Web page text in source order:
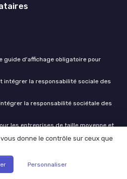
guide d'affichage obligatoire pour
intégrer la responsabilité sociale des
la responsabilité sociétale des
les entreprises de taille moyenne et
chez TotalEnergies : Une
de taille moyenne et aux grandes
donne le contrôle sur ceux que
Personnaliser